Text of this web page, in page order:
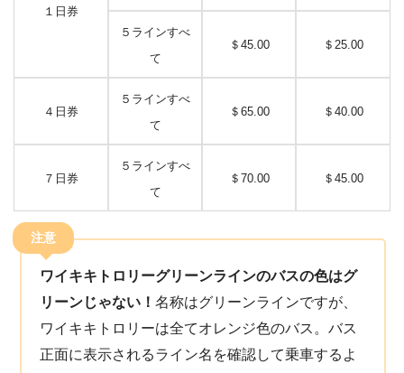
１日券
５ラインすべ
て
＄45.00 ＄25.00
４日券
５ラインすべ
て
＄65.00 ＄40.00
７日券
５ラインすべ
て
＄70.00 ＄45.00
注意
ワイキキトロリーグリーンラインのバスの色はグ
リーンじゃない！ 名称はグリーンラインですが、
ワイキキトロリーは全てオレンジ色のバス。バス
正面に表示されるライン名を確認して乗車するよ